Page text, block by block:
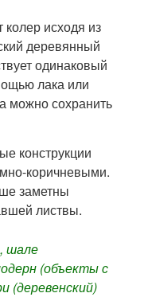
исходя из
деревянный
одинаковый
лака или
можно сохранить
конструкции
коричневыми.
заметны
листвы.
шале
(объекты с
(деревенский)